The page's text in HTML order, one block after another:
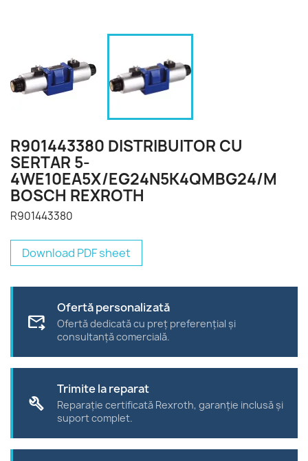
R901443380 DISTRIBUITOR CU
SERTAR 5-
4WE10EA5X/EG24N5K4QMBG24/M
BOSCH REXROTH
R901443380
Download PDF sheet
forward_to_inbox
Ofertă personalizată
Ofertă dedicată cu preț preferențial și
consultanță comercială.
build
Trimite la reparat
Reparație certificată Rexroth, garanție inclusă și
suport complet.